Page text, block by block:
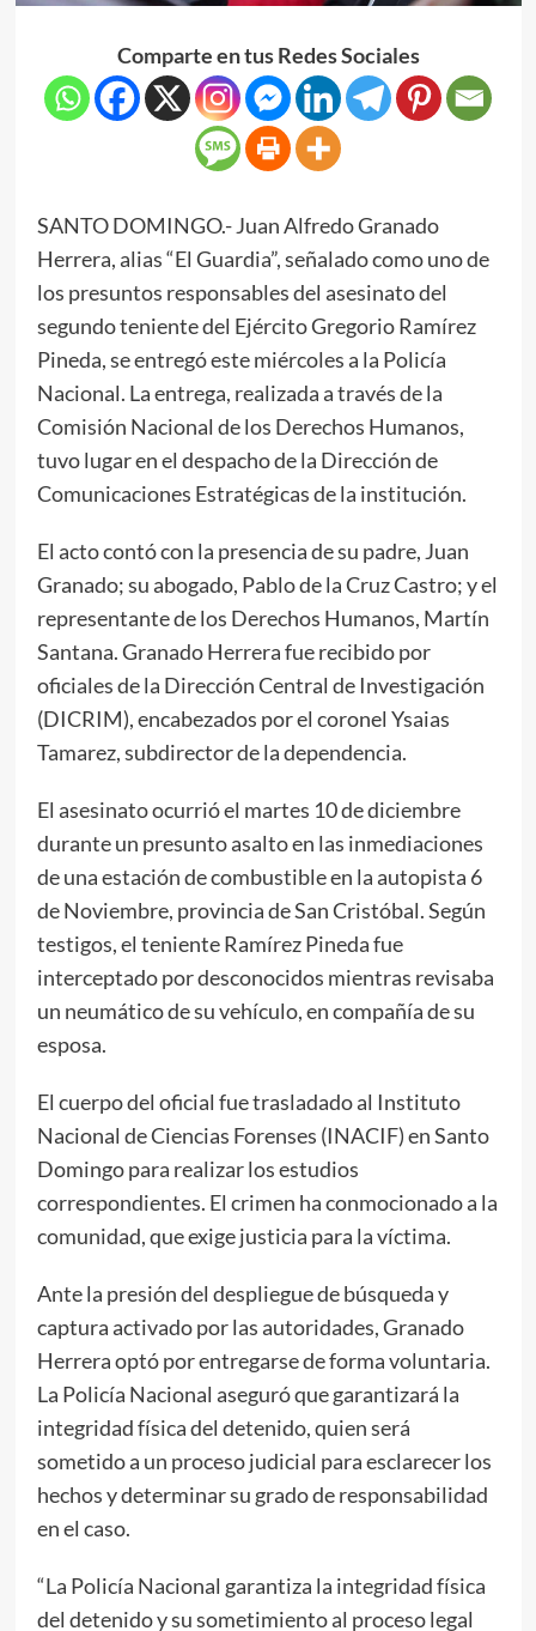
Comparte en tus Redes Sociales
SANTO DOMINGO.- Juan Alfredo Granado
Herrera, alias “El Guardia”, señalado como uno de
los presuntos responsables del asesinato del
segundo teniente del Ejército Gregorio Ramírez
Pineda, se entregó este miércoles a la Policía
Nacional. La entrega, realizada a través de la
Comisión Nacional de los Derechos Humanos,
tuvo lugar en el despacho de la Dirección de
Comunicaciones Estratégicas de la institución.
El acto contó con la presencia de su padre, Juan
Granado; su abogado, Pablo de la Cruz Castro; y el
representante de los Derechos Humanos, Martín
Santana. Granado Herrera fue recibido por
oficiales de la Dirección Central de Investigación
(DICRIM), encabezados por el coronel Ysaias
Tamarez, subdirector de la dependencia.
El asesinato ocurrió el martes 10 de diciembre
durante un presunto asalto en las inmediaciones
de una estación de combustible en la autopista 6
de Noviembre, provincia de San Cristóbal. Según
testigos, el teniente Ramírez Pineda fue
interceptado por desconocidos mientras revisaba
un neumático de su vehículo, en compañía de su
esposa.
El cuerpo del oficial fue trasladado al Instituto
Nacional de Ciencias Forenses (INACIF) en Santo
Domingo para realizar los estudios
correspondientes. El crimen ha conmocionado a la
comunidad, que exige justicia para la víctima.
Ante la presión del despliegue de búsqueda y
captura activado por las autoridades, Granado
Herrera optó por entregarse de forma voluntaria.
La Policía Nacional aseguró que garantizará la
integridad física del detenido, quien será
sometido a un proceso judicial para esclarecer los
hechos y determinar su grado de responsabilidad
en el caso.
“La Policía Nacional garantiza la integridad física
del detenido y su sometimiento al proceso legal